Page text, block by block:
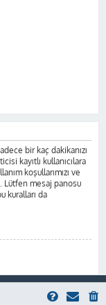
bir kaç dakikanızı
kayıtlı kullanıcılara
koşullarımızı ve
Lütfen mesaj panosu
kuralları da